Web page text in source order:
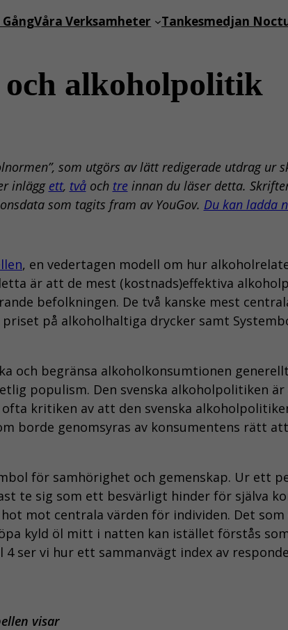
GångVåra Verksamheter Tankesmedjan
och alkoholpolitik
som utgörs av lätt redigerade utdrag ur
inlägg ett, tvåoch treinnan du läser detta.
som tagits fram av YouGov. Du kan ladda
, en vedertagen modell om hur
är att de mest (kostnads)effektiva
befolkningen. De två kanske mest
på alkoholhaltiga drycker samt
begränsa alkoholkonsumtionen
populism. Den svenska alkoholpolitiken
kritiken av att den svenska
borde genomsyras av konsumentens rätt
för samhörighet och gemenskap. Ur ett
te sig som ett besvärligt hinder för själva
mot centrala värden för individen. Det
kyld öl mitt i natten kan istället förstås
ser vi hur ett sammanvägt index av
visar